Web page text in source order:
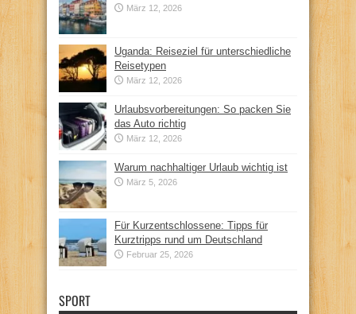
März 12, 2026
Uganda: Reiseziel für unterschiedliche
Reisetypen
März 12, 2026
Urlaubsvorbereitungen: So packen Sie
das Auto richtig
März 12, 2026
Warum nachhaltiger Urlaub wichtig ist
März 5, 2026
Für Kurzentschlossene: Tipps für
Kurztripps rund um Deutschland
Februar 25, 2026
SPORT